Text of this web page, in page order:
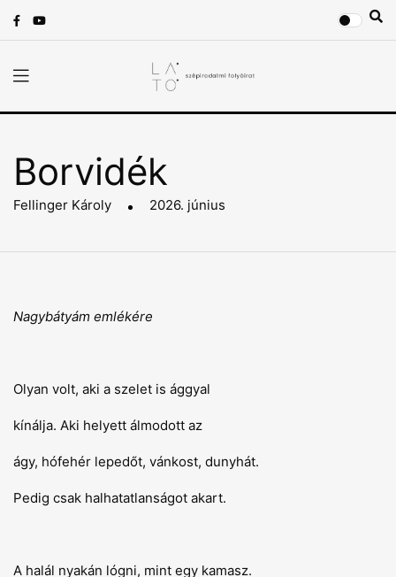
Borvidék
Fellinger Károly 2026. június
Nagybátyám emlékére
Olyan volt, aki a szelet is ággyal
kínálja. Aki helyett álmodott az
ágy, hófehér lepedőt, vánkost, dunyhát.
Pedig csak halhatatlanságot akart.
A halál nyakán lógni, mint egy kamasz.